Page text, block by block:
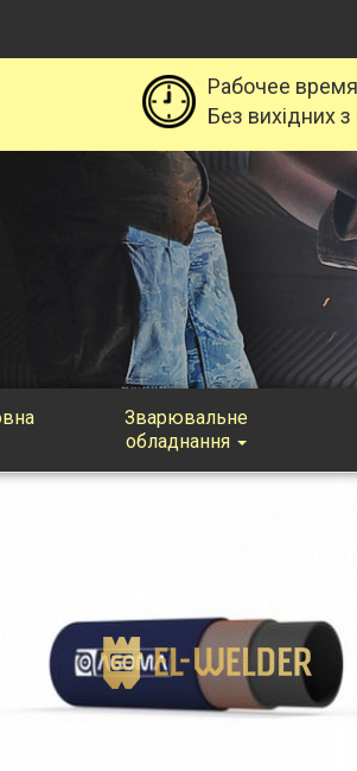
Рабочее время
Без вихідних
Зварювальне
обладнання